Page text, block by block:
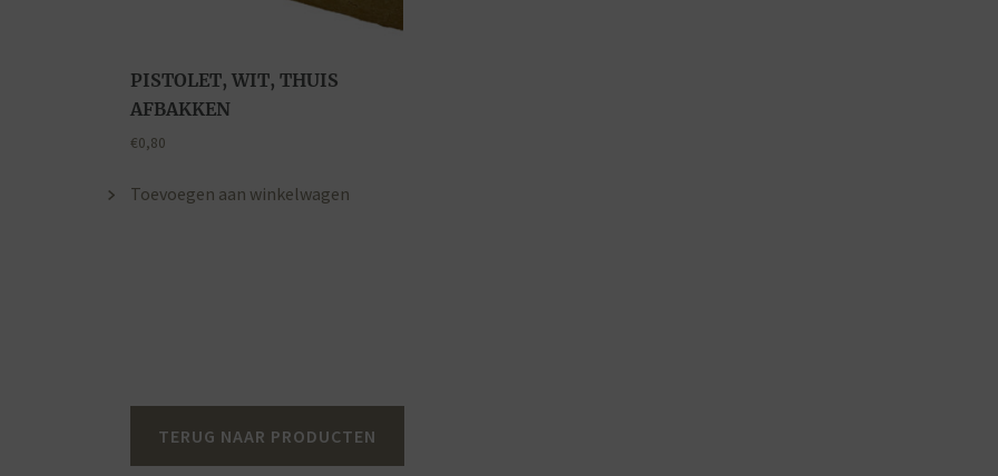
PISTOLET, WIT, THUIS
AFBAKKEN
€0,80
Toevoegen aan winkelwagen
TERUG NAAR PRODUCTEN